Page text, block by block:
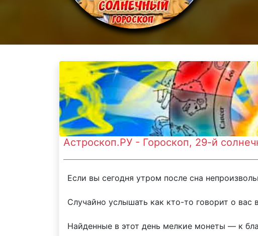
Астроскоп.РУ - Гороскоп, 29-й
Если вы сегодня утром после сна
Случайно услышать как кто-то говорит о
Найденные в этот день мелкие монеты — к